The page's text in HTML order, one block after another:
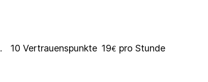
10 Vertrauenspunkte 19€ pro Stunde